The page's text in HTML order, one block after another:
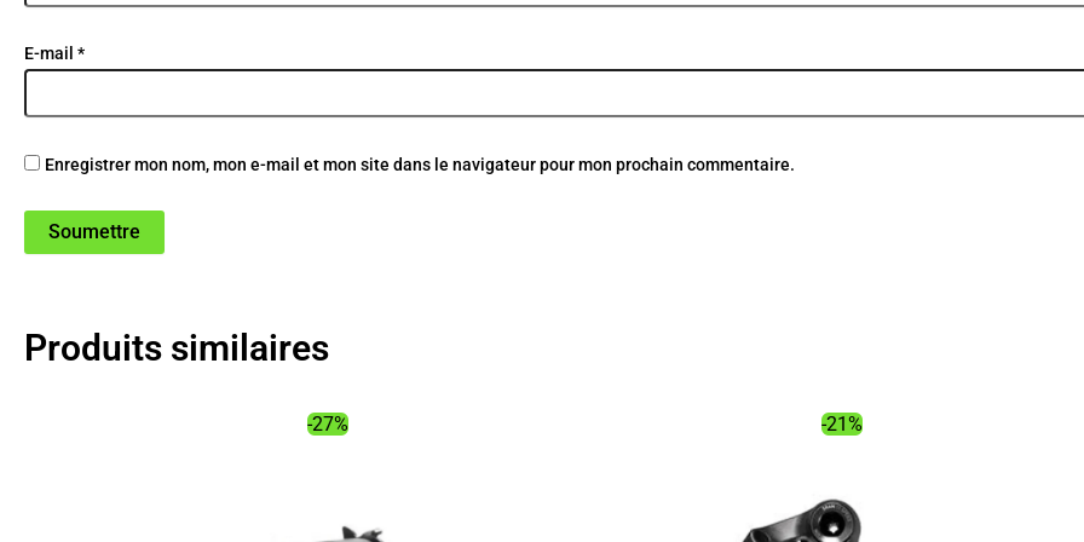
E-mail *
Enregistrer mon nom, mon e-mail et mon site dans le navigateur pour mon prochain commentaire.
Produits similaires
-27% -21%